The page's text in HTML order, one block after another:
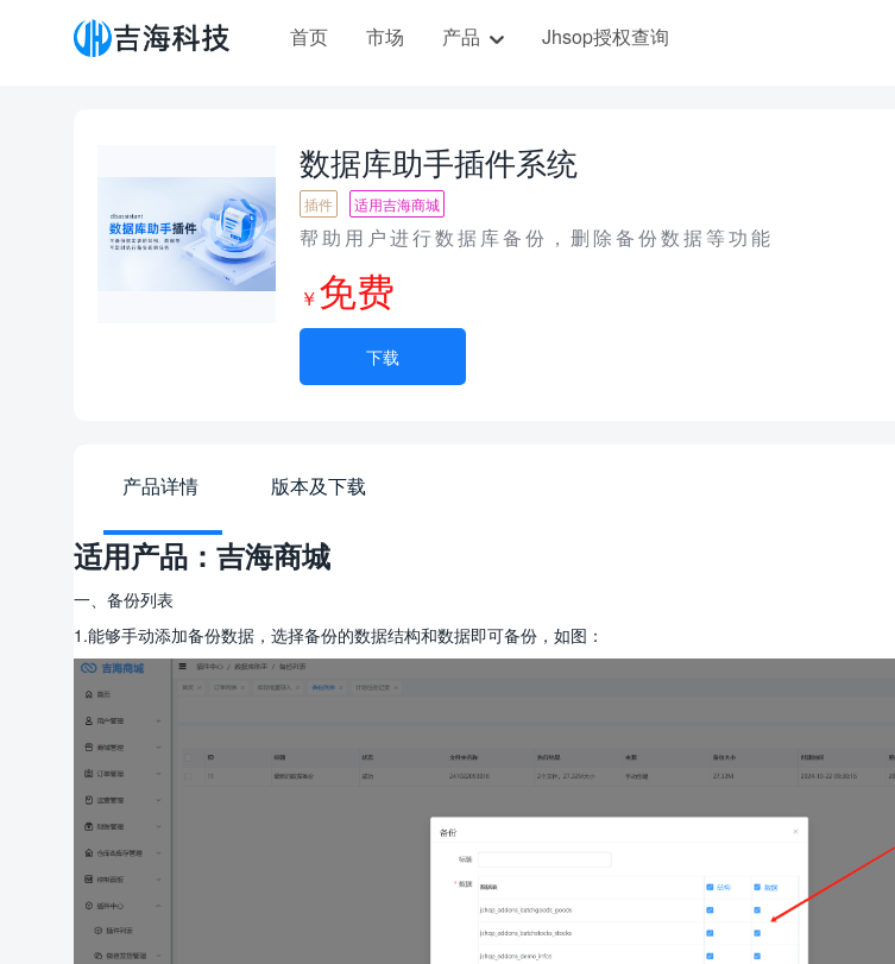
首页 市场 产品 Jhsop授权查询
数据库助手插件系统
插件 适用吉海商城
帮助用户进行数据库备份，删除备份数据等功能
￥免费
下载
产品详情 版本及下载
适用产品：吉海商城
一、备份列表
1.能够手动添加备份数据，选择备份的数据结构和数据即可备份，如图：